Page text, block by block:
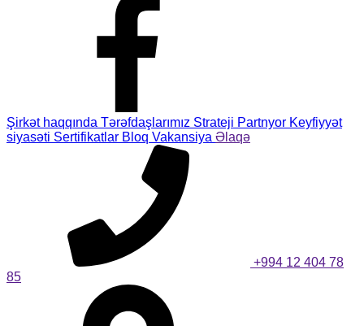
Şirkət haqqında Tərəfdaşlarımız Strateji Partnyor Keyfiyyət
siyasəti Sertifikatlar Bloq Vakansiya Əlaqə
+994 12 404 78
85